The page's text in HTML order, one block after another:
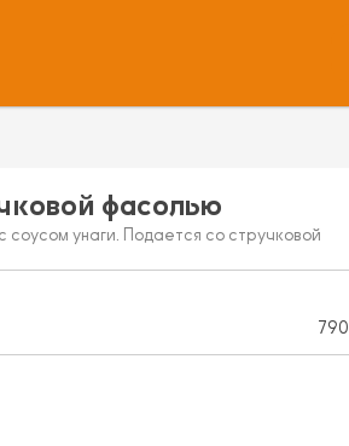
фасолью
унаги. Подается со стручковой
790